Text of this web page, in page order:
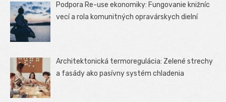
Podpora Re-use ekonomiky: Fungovanie knižníc
vecí a rola komunitných opravárskych dielní
Architektonická termoregulácia: Zelené strechy
a fasády ako pasívny systém chladenia